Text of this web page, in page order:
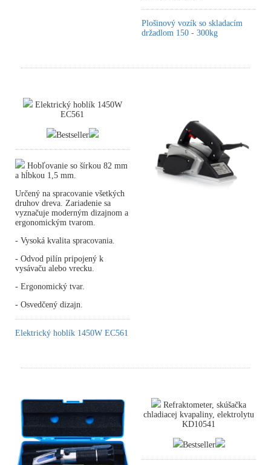
Plošinový vozík so skladacím
držadlom 150 - 300kg
Elektrický hoblík 1450W
EC561
Bestseller
Hobľovanie so šírkou 82 mm
a hĺbkou 1,5 mm.
Určený na spracovanie všetkých
druhov dreva. Zariadenie sa
vyznačuje moderným dizajnom a
ergonomickým tvarom.
- Vysoká kvalita spracovania.
- Odvod pilín pripojený k
vysávaču alebo vrecku.
- Ergonomický tvar.
- Osvedčený dizajn.
Elektrický hoblík 1450W EC561
Refraktometer, skúšačka
chladiacej kvapaliny, elektrolytu
KD10541
Bestseller